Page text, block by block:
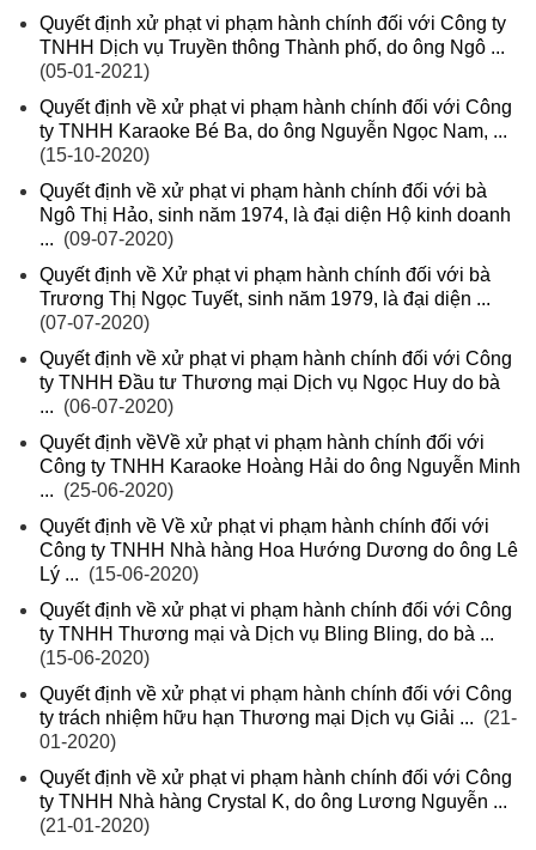
Quyết định xử phạt vi phạm hành chính đối với Công ty
TNHH Dịch vụ Truyền thông Thành phố, do ông Ngô ...
(05-01-2021)
Quyết định về xử phạt vi phạm hành chính đối với Công
ty TNHH Karaoke Bé Ba, do ông Nguyễn Ngọc Nam, ...
(15-10-2020)
Quyết định về xử phạt vi phạm hành chính đối với bà
Ngô Thị Hảo, sinh năm 1974, là đại diện Hộ kinh doanh
... (09-07-2020)
Quyết định về Xử phạt vi phạm hành chính đối với bà
Trương Thị Ngọc Tuyết, sinh năm 1979, là đại diện ...
(07-07-2020)
Quyết định về xử phạt vi phạm hành chính đối với Công
ty TNHH Đầu tư Thương mại Dịch vụ Ngọc Huy do bà
... (06-07-2020)
Quyết định vềVề xử phạt vi phạm hành chính đối với
Công ty TNHH Karaoke Hoàng Hải do ông Nguyễn Minh
... (25-06-2020)
Quyết định về Về xử phạt vi phạm hành chính đối với
Công ty TNHH Nhà hàng Hoa Hướng Dương do ông Lê
Lý ... (15-06-2020)
Quyết định về xử phạt vi phạm hành chính đối với Công
ty TNHH Thương mại và Dịch vụ Bling Bling, do bà ...
(15-06-2020)
Quyết định về xử phạt vi phạm hành chính đối với Công
ty trách nhiệm hữu hạn Thương mại Dịch vụ Giải ... (21-
01-2020)
Quyết định về xử phạt vi phạm hành chính đối với Công
ty TNHH Nhà hàng Crystal K, do ông Lương Nguyễn ...
(21-01-2020)